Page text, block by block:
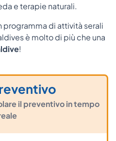
e terapie naturali.
programma di attività serali
è molto di più che una
!
il preventivo in tempo